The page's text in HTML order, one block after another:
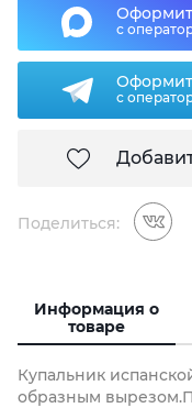
с
с
Поделиться:
Информация о
товаре
Купальник
образным